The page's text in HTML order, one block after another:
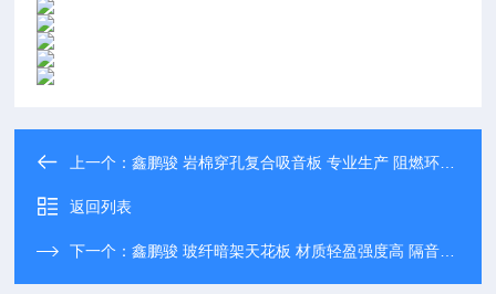
上一个：鑫鹏骏 岩棉穿孔复合吸音板 专业生产 阻燃环保板材隔音施工 实力厂家
返回列表
下一个：鑫鹏骏 玻纤暗架天花板 材质轻盈强度高 隔音降噪 支持定制